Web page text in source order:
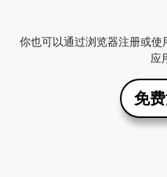
你也可以通过浏览器注册或
应
免